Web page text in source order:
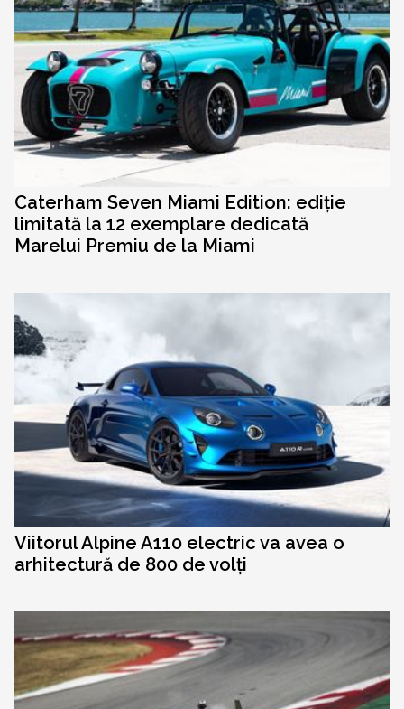
Caterham Seven Miami Edition: ediție
limitată la 12 exemplare dedicată
Marelui Premiu de la Miami
Viitorul Alpine A110 electric va avea o
arhitectură de 800 de volți